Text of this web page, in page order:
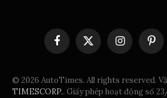
Facebook
X
Instagram
© 2026 AutoTimes. All rights reserved.
TIMESCORP.. Giấy phép hoạt động số